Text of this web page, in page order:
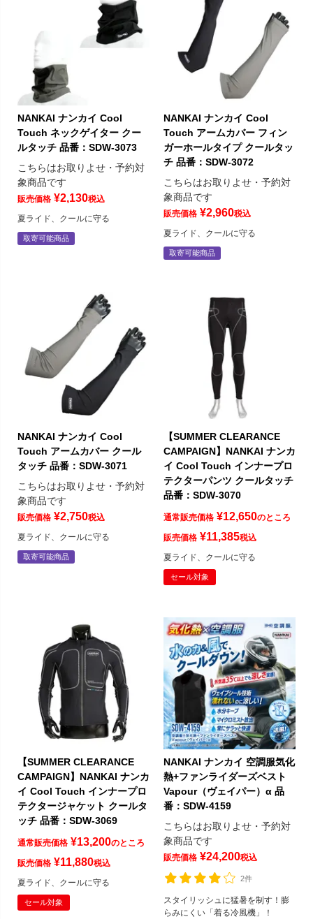
NANKAI ナンカイ Cool
Touch ネックゲイター クー
ルタッチ 品番：SDW-3073
こちらはお取りよせ・予約対
象商品です
販売価格 ¥2,130税込
夏ライド、クールに守る
取寄可能商品
NANKAI ナンカイ Cool
Touch アームカバー フィン
ガーホールタイプ クールタッ
チ 品番：SDW-3072
こちらはお取りよせ・予約対
象商品です
販売価格 ¥2,960税込
夏ライド、クールに守る
取寄可能商品
NANKAI ナンカイ Cool
Touch アームカバー クール
タッチ 品番：SDW-3071
こちらはお取りよせ・予約対
象商品です
販売価格 ¥2,750税込
夏ライド、クールに守る
取寄可能商品
【SUMMER CLEARANCE
CAMPAIGN】NANKAI ナンカ
イ Cool Touch インナープロ
テクターパンツ クールタッチ
品番：SDW-3070
通常販売価格 ¥12,650のところ
販売価格 ¥11,385税込
夏ライド、クールに守る
セール対象
【SUMMER CLEARANCE
CAMPAIGN】NANKAI ナンカ
イ Cool Touch インナープロ
テクタージャケット クールタ
ッチ 品番：SDW-3069
通常販売価格 ¥13,200のところ
販売価格 ¥11,880税込
夏ライド、クールに守る
セール対象
NANKAI ナンカイ 空調服気化
熱+ファンライダーズベスト
Vapour（ヴェイパー）α 品
番：SDW-4159
こちらはお取りよせ・予約対
象商品です
販売価格 ¥24,200税込
2件
スタイリッシュに猛暑を制す！膨
らみにくい「着る冷風機」！